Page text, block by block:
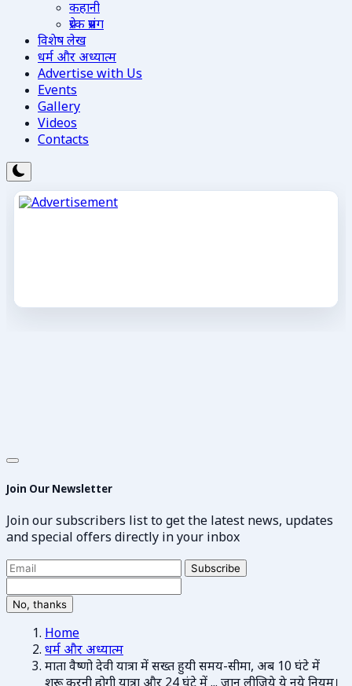
कहानी
प्रेरक प्रसंग
विशेष लेख
धर्म और अध्यात्म
Advertise with Us
Events
Gallery
Videos
Contacts
Join Our Newsletter
Join our subscribers list to get the latest news, updates
and special offers directly in your inbox
Subscribe
No, thanks
Home
धर्म और अध्यात्म
माता वैष्णो देवी यात्रा में सख्त हुयी समय-सीमा, अब 10 घंटे में